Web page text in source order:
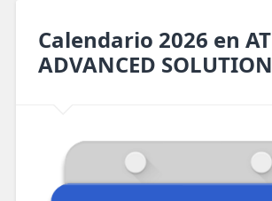
Calendario 2026 en
ADVANCED